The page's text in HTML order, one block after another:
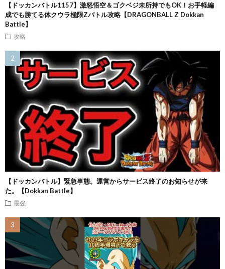
【ドッカンバトル1157】激怒悟空＆ゴクベジ未所持でもOK！お手軽編
成でも勝てる体クウラ極限Zバトル攻略【DRAGONBALL Z Dokkan
Battle】
攻略
【ドッカンバトル】緊急事態。運営からサービス終了のお知らせが来
た。【Dokkan Battle】
最強